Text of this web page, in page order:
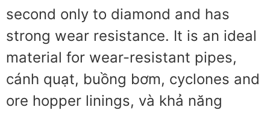
second only to diamond and has
strong wear resistance. It is an ideal
material for wear-resistant pipes,
cánh quạt, buồng bơm, cyclones and
ore hopper linings, và khả năng